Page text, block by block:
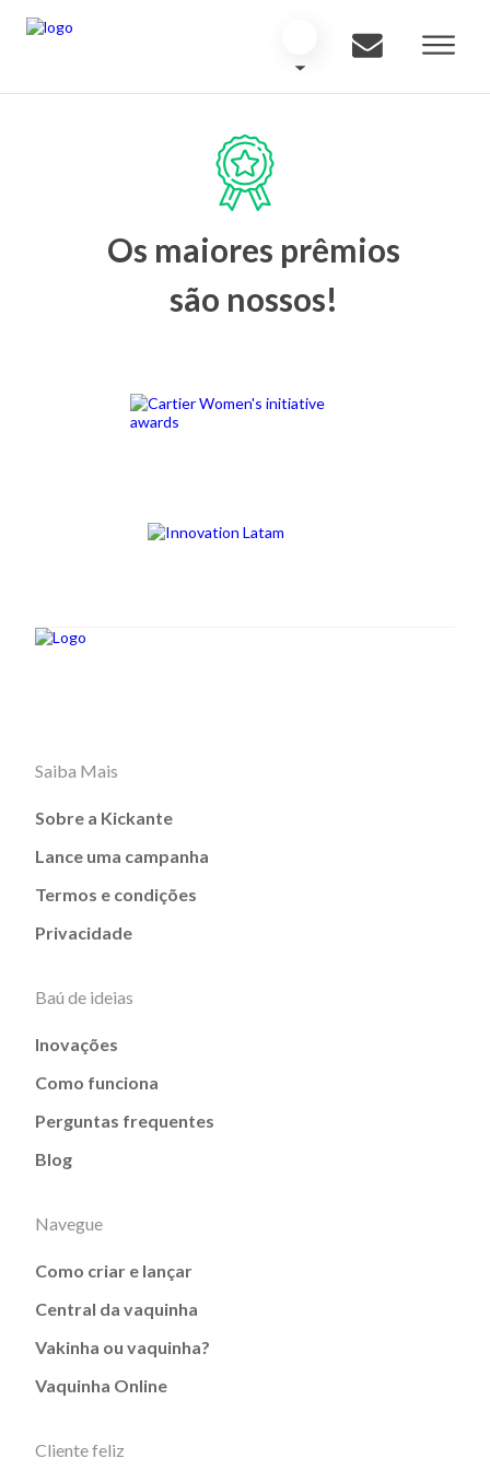
Os maiores prêmios
são nossos!
Saiba Mais
Sobre a Kickante
Lance uma campanha
Termos e condições
Privacidade
Baú de ideias
Inovações
Como funciona
Perguntas frequentes
Blog
Navegue
Como criar e lançar
Central da vaquinha
Vakinha ou vaquinha?
Vaquinha Online
Cliente feliz